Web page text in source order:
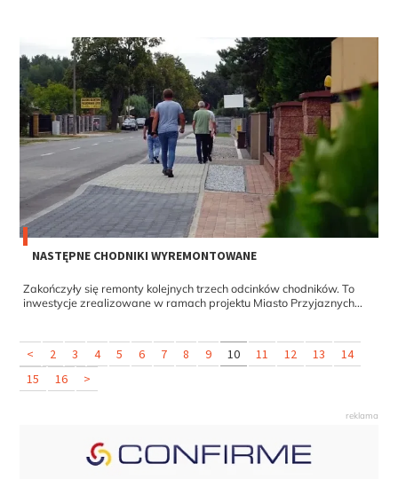
NASTĘPNE CHODNIKI WYREMONTOWANE
Zakończyły się remonty kolejnych trzech odcinków chodników. To
inwestycje zrealizowane w ramach projektu Miasto Przyjaznych...
< 2 3 4 5 6 7 8 9 10 11 12 13
14
15
16 >